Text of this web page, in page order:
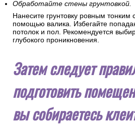
Обработайте стены грунтовкой.
Нанесите грунтовку ровным тонким
помощью валика. Избегайте
потолок и пол. Рекомендуется
глубокого проникновения.
Затем следует
подготовить
вы собираетесь